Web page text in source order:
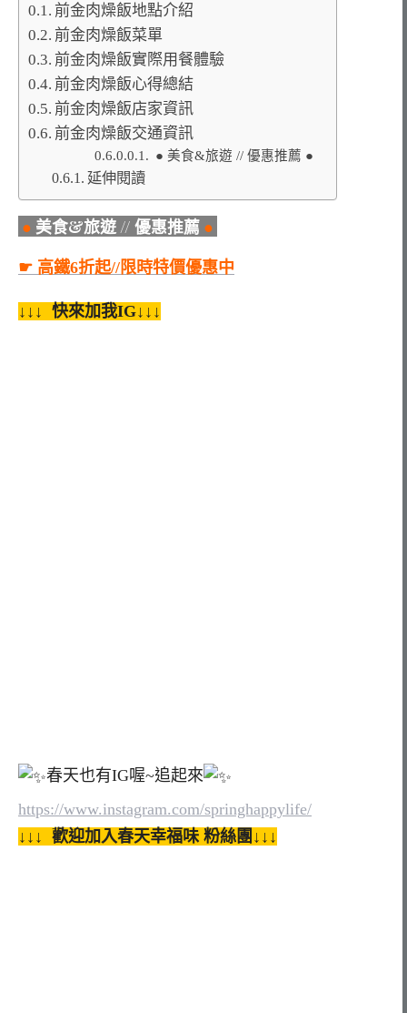
前金肉燥飯地點介紹
前金肉燥飯菜單
前金肉燥飯實際用餐體驗
前金肉燥飯心得總結
前金肉燥飯店家資訊
前金肉燥飯交通資訊
● 美食&旅遊 // 優惠推薦 ●
延伸閱讀
● 美食&旅遊 // 優惠推薦 ●
☛ 高鐵6折起//限時特價優惠中
↓↓↓ 快來加我IG↓↓↓
春天也有IG喔~追起來
https://www.instagram.com/springhappylife/
↓↓↓ 歡迎加入春天幸福味 粉絲團↓↓↓